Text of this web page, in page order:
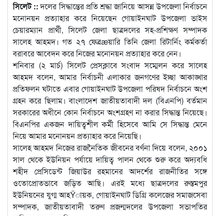
সিলেট ::দলের সিদ্ধান্তের প্রতি শ্রদ্ধা জানিয়ে আসন্ন উপজেলা নির্বাচনে
মনোনয়ন প্রত্যাহার করে নিয়েছেন গোয়াইনঘাট উপজেলা ভাইস
চেয়ারম্যান প্রার্থী, সিলেট জেলা ছাত্রদলের সহ-প্রশিক্ষণ সম্পাদক
সালেহ আহমদ। গত ২৭ ফেব্রæয়ারি তিনি জেলা রিটার্নিং কর্মকর্তা
বরাবরে আবেদন করে নিজের মনোনয়ন প্রত্যাহার করে নেন।
শনিবার (২ মার্চ) সিলেট প্রেসক্লাবে সংবাদ সম্মেলন করে সালেহ
আহমদ বলেন, আমার নির্বাচনী এলাকার জনগণের ইচ্ছা আকাঙ্খার
প্রতিফলন ঘটাতে এবার গোয়াইনঘাট উপজেলা পরিষদ নির্বাচনে অংশ
গ্রহন করে ছিলাম। বাংলাদেশ জাতীয়তাবাদী দল (বিএনপি) বর্তমান
সরকারের অধীনে কোন নির্বাচনে অংশগ্রহণ না করার সিদ্ধান্ত নিয়েছে।
বিএনপির একজন দায়িত্বশীল কর্মী হিসেবে আমি সে সিদ্ধান্ত মেনে
নিয়ে আমার মনোনয়ন প্রত্যাহার করে নিয়েছি।
সালেহ আহমদ নিজের রাজনৈতিক জীবনের বর্ণনা দিয়ে বলেন, ২০০১
সাল থেকে ইউনিয়ন পর্যায়ে দায়িত্ব পালন থেকে শুরু করে অদ্যবধি
শহীদ প্রেসিডেন্ট জিয়াউর রহমানের আদর্শের রাজনীতির সঙ্গে
ওতোপ্রোতভাবে জড়িত আছি। এরই মধ্যে ছাত্রদলের রুস্তমপুর
ইউনিয়নের যুগ্ম আহŸায়ক, গোয়াইনঘাট ডিগ্রি কলেজের সমাজসেবা
সম্পাদক, জাতীয়তাবাদী তরুণ প্রজন্মদলের উপজেলা সভাপতির